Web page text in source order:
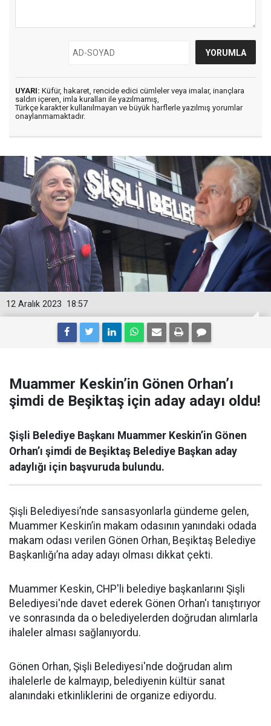
UYARI: Küfür, hakaret, rencide edici cümleler veya imalar, inançlara
saldırı içeren, imla kuralları ile yazılmamış,
Türkçe karakter kullanılmayan ve büyük harflerle yazılmış yorumlar
onaylanmamaktadır.
18:57
12 Aralık 2023
Muammer Keskin’in Gönen Orhan’ı
şimdi de Beşiktaş için aday adayı oldu!
Şişli Belediye Başkanı Muammer Keskin’in Gönen
Orhan’ı şimdi de Beşiktaş Belediye Başkan aday
adaylığı için başvuruda bulundu.
Şişli Belediyesi’nde sansasyonlarla gündeme gelen,
Muammer Keskin’in makam odasının yanındaki odada
makam odası verilen Gönen Orhan, Beşiktaş Belediye
Başkanlığı’na aday adayı olması dikkat çekti.
Muammer Keskin, CHP'li belediye başkanlarını Şişli
Belediyesi'nde davet ederek Gönen Orhan'ı tanıştırıyor
ve sonrasında da o belediyelerden doğrudan alımlarla
ihaleler alması sağlanıyordu.
Gönen Orhan, Şişli Belediyesi'nde doğrudan alım
ihalelerle de kalmayıp, belediyenin kültür sanat
alanındaki etkinliklerini de organize ediyordu.